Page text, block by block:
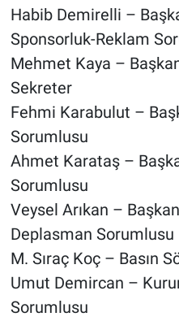
Habib Demirelli –
Sponsorluk-Reklam
Mehmet Kaya –
Sekreter
Fehmi Karabulut –
Sorumlusu
Ahmet Karataş –
Sorumlusu
Veysel Arıkan –
Deplasman Sorumlusu
M. Sıraç Koç – Basın
Umut Demircan –
Sorumlusu